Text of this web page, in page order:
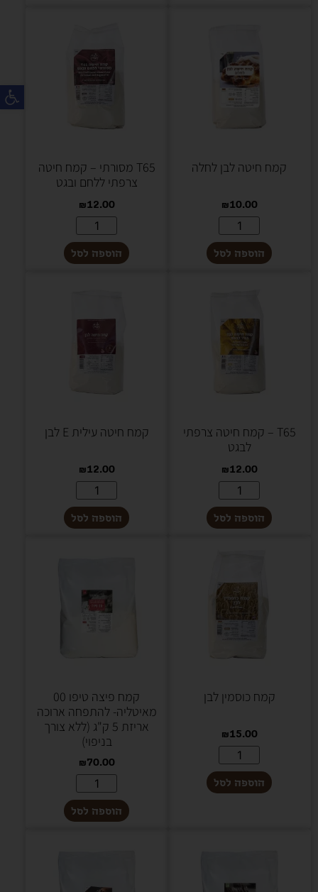
קמח חיטה לבן לחלה
₪10.00
הוספה לסל
T65 מסורתי – קמח חיטה
צרפתי ללחם ובגט
₪12.00
הוספה לסל
T65 – קמח חיטה צרפתי
לבגט
₪12.00
הוספה לסל
קמח חיטה עילית E לבן
₪12.00
הוספה לסל
קמח כוסמין לבן
₪15.00
הוספה לסל
קמח פיצה טיפו 00
מאיטליה- להתפחה ארוכה
אריזת 5 ק"ג (ללא צורך
בניפוי)
₪70.00
הוספה לסל